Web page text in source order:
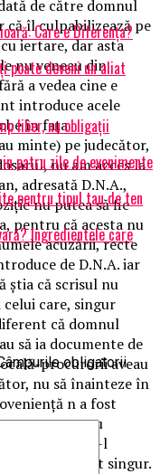
de către domnul
că îl culpabilizează pe
iertare, dar asta
nu veneau din
a vedea cine e
introduce acele
în fața
minte) pe judecător,
nu am acces la
adresată D.N.A.,
nu putea să fie
pentru că acesta nu
acuzării, recte
de D.N.A. iar
știa că scrisul nu
care, singur
că domnul
să ia documente de
procurorii aveau
nu să înainteze în
n a fost
cu care nu au
pentru a-l
s-a incriminat singur.
Care e Diferența?
poate deveni un aliat
liber, nu obligații
patru zile de evenimente
pentru tipul tau de ten
Ingredientele care
obligatorii